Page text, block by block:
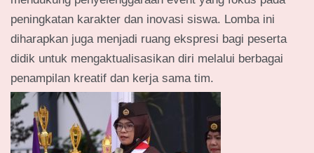
peningkatan karakter dan inovasi siswa. Lomba ini
diharapkan juga menjadi ruang ekspresi bagi peserta
didik untuk mengaktualisasikan diri melalui berbagai
penampilan kreatif dan kerja sama tim.